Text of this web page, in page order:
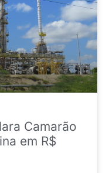
Camarão
em R$